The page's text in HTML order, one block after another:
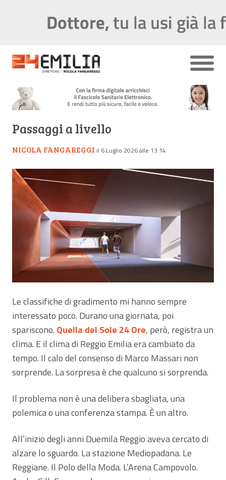
Passaggi a livello
NICOLA FANGAREGGI il 6 Luglio 2026 alle 13:14
Le classifiche di gradimento mi hanno sempre
interessato poco. Durano una giornata, poi
spariscono. Quella del Sole 24 Ore, però, registra un
clima. E il clima di Reggio Emilia era cambiato da
tempo. Il calo del consenso di Marco Massari non
sorprende. La sorpresa è che qualcuno si sorprenda.
Il problema non è una delibera sbagliata, una
polemica o una conferenza stampa. È un altro.
All’inizio degli anni Duemila Reggio aveva cercato di
alzare lo sguardo. La stazione Mediopadana. Le
Reggiane. Il Polo della Moda. L’Arena Campovolo.